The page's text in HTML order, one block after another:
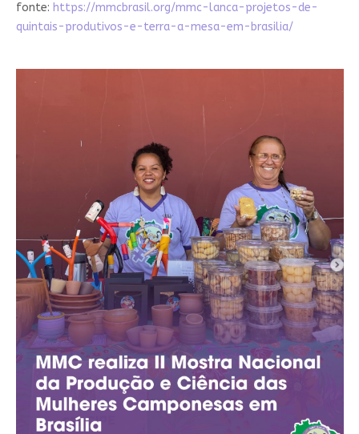
fonte: https://mmcbrasil.org/mmc-lanca-projetos-de-
quintais-produtivos-e-terra-a-mesa-em-brasilia/